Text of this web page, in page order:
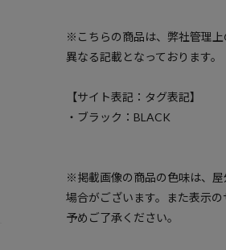
※こちらの商品は、弊社管理
異なる記載となっております。
【サイト表記：タグ表記】
・ブラック：BLACK
※掲載画像の商品の色味は、
場合がございます。また表示
予めご了承ください。